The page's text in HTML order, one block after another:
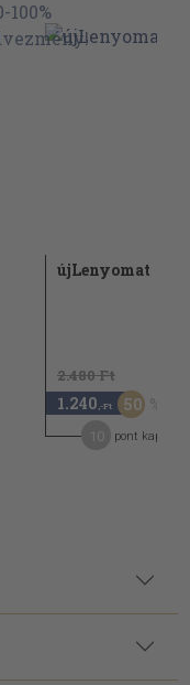
újLenyomat
2.480 Ft
1.240 ,-Ft 50
pont kapható